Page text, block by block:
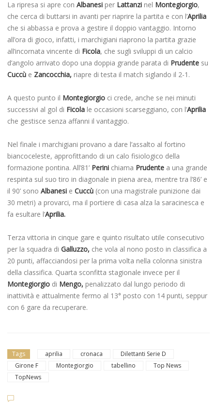
La ripresa si apre con Albanesi per Lattanzi nel Montegiorgio,
che cerca di buttarsi in avanti per riaprire la partita e con l’Aprilia
che si abbassa e prova a gestire il doppio vantaggio. Intorno
all’ora di gioco, infatti, i marchigiani riaprono la partita grazie
all’incornata vincente di Ficola, che sugli sviluppi di un calcio
d’angolo arrivato dopo una doppia grande parata di Prudente su
Cuccù e Zancocchia, riapre di testa il match siglando il 2-1.
A questo punto il Montegiorgio ci crede, anche se nei minuti
successivi al gol di Ficola le occasioni scarseggiano, con l’Aprilia
che gestisce senza affanni il vantaggio.
Nel finale i marchigiani provano a dare l’assalto al fortino
biancoceleste, approfittando di un calo fisiologico della
formazione pontina. All’81’ Perini chiama Prudente a una grande
respinta sul suo tiro in diagonale in piena area, mentre tra l’86’ e
il 90’ sono Albanesi e Cuccù (con una magistrale punizione dai
30 metri) a provarci, ma il portiere di casa alza la saracinesca e
fa esultare l’Aprilia.
Terza vittoria in cinque gare e quinto risultato utile consecutivo
per la squadra di Galluzzo, che vola al nono posto in classifica a
20 punti, affacciandosi per la prima volta nella colonna sinistra
della classifica. Quarta sconfitta stagionale invece per il
Montegiorgio di Mengo, penalizzato dal lungo periodo di
inattività e attualmente fermo al 13° posto con 14 punti, seppur
con 6 gare da recuperare.
Tags aprilia cronaca
Dilettanti Serie D
Girone F
Montegiorgio tabellino
Top News
TopNews